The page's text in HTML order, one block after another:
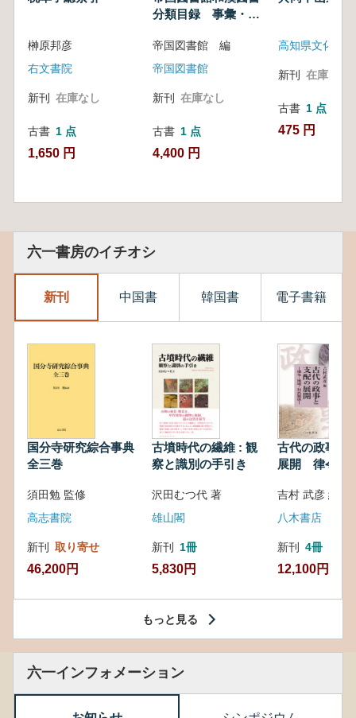
榊原邦彦
右文書院
新刊 在庫なし
古書 1 点
1,650 円
分類目録 事彙・叢
聞紙之部
帝国図書館 編
帝国図書館
新刊 在庫なし
古書 1 点
4,400 円
新刊 在庫なし
古書 1 点
475 円
六一書房のイチオシ
新刊 中国書 韓国書 電子書籍
国分寺研究綜合事典
全三巻
須田勉 監修
高志書院
新刊 取り寄せ
46,200円
古墳時代の繊維 : 観
察と識別の手引き
沢田むつ代 著
雄山閣
新刊 1冊
5,830円
古代の政事と
展開 律令・
吉村 武彦 編集
八木書店
新刊 4冊
12,100円
もっと見る
六一インフォメーション